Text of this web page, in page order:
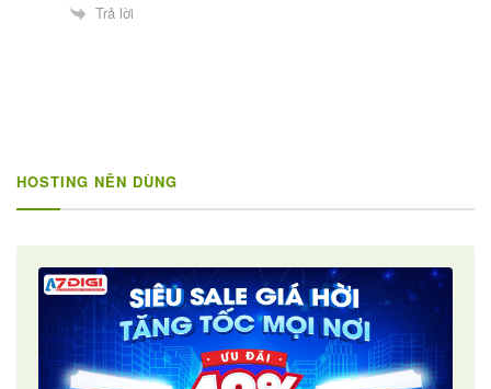
Trả lời
HOSTING NÊN DÙNG